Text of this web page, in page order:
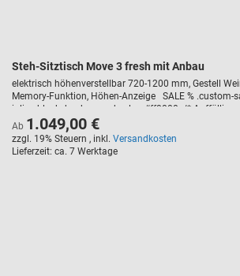
Steh-Sitztisch Move 3 fresh mit Anbau
elektrisch höhenverstellbar 720-1200 mm, Gestell
Memory-Funktion, Höhen-Anzeige SALE % .custom-sale-badge { display:
inline-block; background-color: #ff0000; /* Auffälliges Rot */ color: #ffffff; /*
Weiße Schrift */ font-weight: bold; text-transform: uppercase; padding: 5px
10px; border-radius: 3px; font-size: 14px; margin-bottom: 10px; letter-
spacing: 1px; }
Ab 1.049,00 €
zzgl. 19% Steuern , inkl. Versandkosten
Lieferzeit ca. 7 Werktage